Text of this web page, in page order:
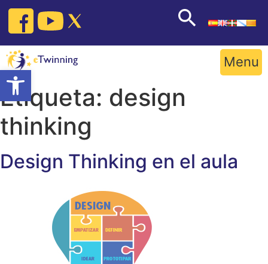
Open toolbar
Skip
content
Menu
Etiqueta: design
thinking
Design Thinking en el aula